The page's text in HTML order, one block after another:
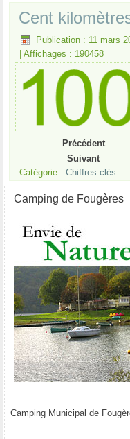
Cent
Publication : 11 mars
|Affichages : 190458
Précédent
Suivant
Catégorie :Chiffres clés
Camping de Fougères
Camping Municipal de